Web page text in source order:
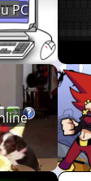
PC